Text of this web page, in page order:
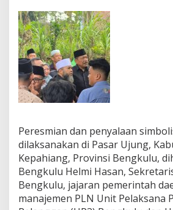
a
h
i
a
n
g
L
e
w
P
r
o
g
a
m
Peresmian dan penyalaan
dilaksanakan di Pasar Ujung,
Kepahiang, Provinsi Bengkulu,
Bengkulu Helmi Hasan,
Bengkulu, jajaran pemerintah
manajemen PLN Unit Pelaksana